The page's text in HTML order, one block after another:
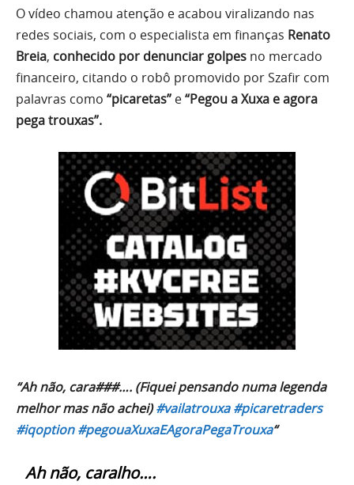
O vídeo chamou atenção e acabou viralizando nas
redes sociais, com o especialista em finanças Renato
Breia, conhecido por denunciar golpes no mercado
financeiro, citando o robô promovido por Szafir com
palavras como “picaretas” e“Pegou a Xuxa e agora
pega trouxas”.
“Ah não, cara###…. (Fiquei pensando numa legenda
melhor mas não achei)#vailatrouxa #picaretraders
#iqoption #pegouaXuxaEAgoraPegaTrouxa“
Ah não, caralho….